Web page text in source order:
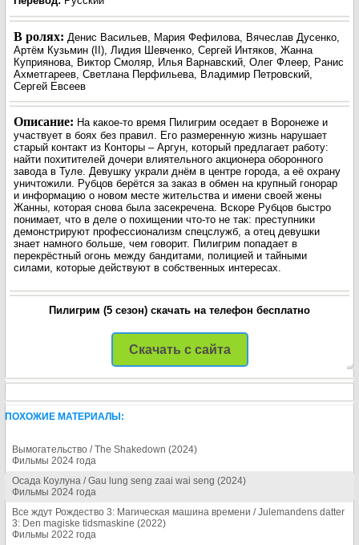
В ролях: Денис Васильев, Мария Фефилова, Вячеслав Дусенко,
Артём Кузьмин (II), Лидия Шевченко, Сергей Интяков, Жанна
Куприянова, Виктор Смоляр, Илья Варнавский, Олег Флеер, Ранис
Ахметгареев, Светлана Перфильева, Владимир Петровский,
Сергей Евсеев
Описание: На какое-то время Пилигрим оседает в Воронеже и
участвует в боях без правил. Его размеренную жизнь нарушает
старый контакт из Конторы – Аргун, который предлагает работу:
найти похитителей дочери влиятельного акционера оборонного
завода в Туле. Девушку украли днём в центре города, а её охрану
уничтожили. Рубцов берётся за заказ в обмен на крупный гонорар
и информацию о новом месте жительства и имени своей жены
Жанны, которая снова была засекречена. Вскоре Рубцов быстро
понимает, что в деле о похищении что-то не так: преступники
демонстрируют профессионализм спецслужб, а отец девушки
знает намного больше, чем говорит. Пилигрим попадает в
перекрёстный огонь между бандитами, полицией и тайными
силами, которые действуют в собственных интересах.
Пилигрим (5 сезон) скачать на телефон бесплатно
Скачать с сайта
ПОХОЖИЕ МАТЕРИАЛЫ:
Вымогательство / The Shakedown (2024)
Фильмы 2024 года
Осада Коулуна / Gau lung seng zaai wai seng (2024)
Фильмы 2024 года
Все ждут Рождество 3: Магическая машина времени / Julemandens datter
3: Den magiske tidsmaskine (2022)
Фильмы 2022 года